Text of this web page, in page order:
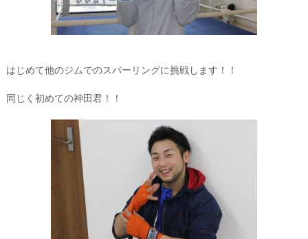
はじめて他のジムでのスパーリングに挑戦します！！
同じく初めての神田君！！